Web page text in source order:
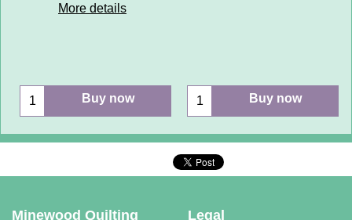
More details
Buy now Buy now
Legal
Minewood Quilting